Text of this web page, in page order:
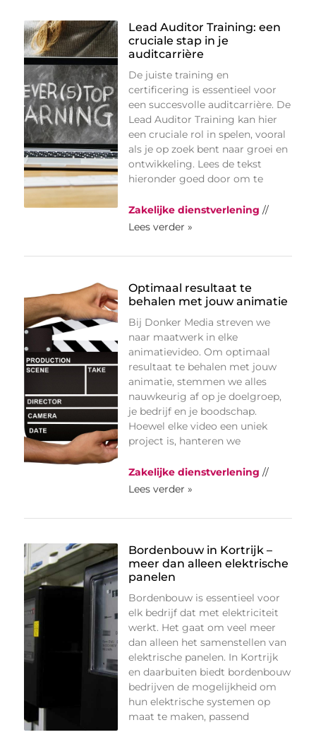
Lead Auditor Training: een
cruciale stap in je
auditcarrière
De juiste training en
certificering is essentieel voor
een succesvolle auditcarrière. De
Lead Auditor Training kan hier
een cruciale rol in spelen, vooral
als je op zoek bent naar groei en
ontwikkeling. Lees de tekst
hieronder goed door om te
Zakelijke dienstverlening //
Lees verder »
Optimaal resultaat te
behalen met jouw animatie
Bij Donker Media streven we
naar maatwerk in elke
animatievideo. Om optimaal
resultaat te behalen met jouw
animatie, stemmen we alles
nauwkeurig af op je doelgroep,
je bedrijf en je boodschap.
Hoewel elke video een uniek
project is, hanteren we
Zakelijke dienstverlening //
Lees verder »
Bordenbouw in Kortrijk –
meer dan alleen elektrische
panelen
Bordenbouw is essentieel voor
elk bedrijf dat met elektriciteit
werkt. Het gaat om veel meer
dan alleen het samenstellen van
elektrische panelen. In Kortrijk
en daarbuiten biedt bordenbouw
bedrijven de mogelijkheid om
hun elektrische systemen op
maat te maken, passend